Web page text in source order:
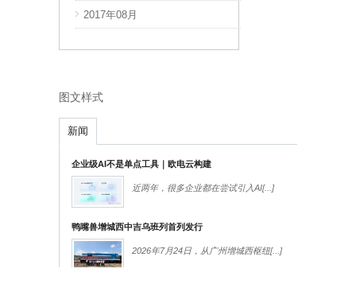
2017年08月
图文样式
新闻
企业级AI不是单点工具｜欧电云构建
近两年，很多企业都在尝试引入AI[...]
鸭嘴兽增城西中吉乌班列首列发行
2026年7月24日，从广州增城西枢纽[...]